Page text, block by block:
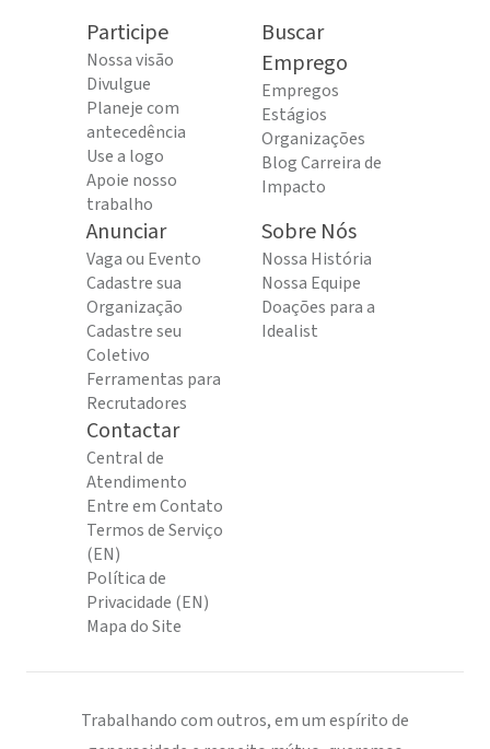
Participe
Nossa visão
Divulgue
Planeje com
antecedência
Use a logo
Apoie nosso
trabalho
Buscar
Emprego
Empregos
Estágios
Organizações
Blog Carreira de
Impacto
Anunciar
Vaga ou Evento
Cadastre sua
Organização
Cadastre seu
Coletivo
Ferramentas para
Recrutadores
Sobre Nós
Nossa História
Nossa Equipe
Doações para a
Idealist
Contactar
Central de
Atendimento
Entre em Contato
Termos de Serviço
(EN)
Política de
Privacidade (EN)
Mapa do Site
Trabalhando com outros, em um espírito de